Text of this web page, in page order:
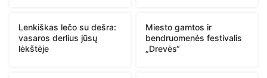
Lenkiškas lečo su dešra:
vasaros derlius jūsų
lėkštėje
Miesto gamtos ir
bendruomenės festivalis
„Drevės“